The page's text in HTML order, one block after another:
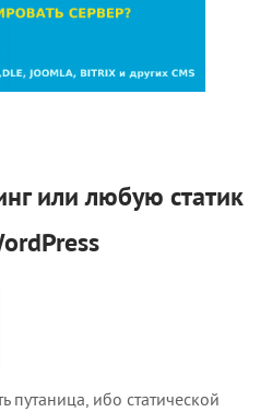
или любую статик
путаница, ибо статической